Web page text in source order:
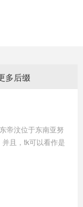
多后缀
帝汶位于东南亚努
且，tk可以看作是